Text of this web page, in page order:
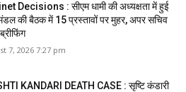
Decisions : सीएम धामी की अध्यक्षता में हुई
की बैठक में 15 प्रस्तावों पर मुहर, अपर सचिव
7, 2026 7:27 pm
KANDARI DEATH CASE : सृष्टि कंडारी